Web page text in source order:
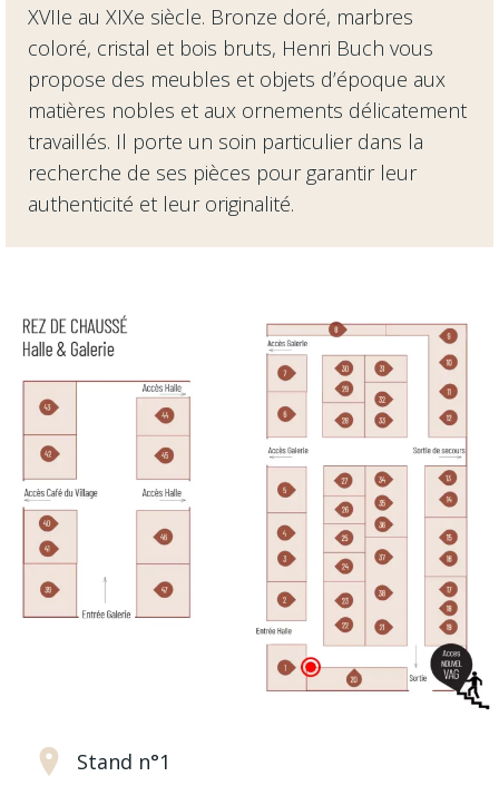
XVIIe au XIXe siècle. Bronze doré, marbres
coloré, cristal et bois bruts, Henri Buch vous
propose des meubles et objets d’époque aux
matières nobles et aux ornements délicatement
travaillés. Il porte un soin particulier dans la
recherche de ses pièces pour garantir leur
authenticité et leur originalité.
Stand n°1